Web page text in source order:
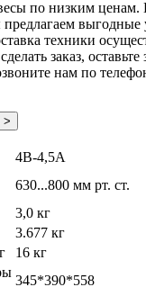
по низким
выгодные
техники
заказ, оставьте
нам по
>
4В-4,5А
630...800 мм рт. ст.
3,0 кг
3.677 кг
16 кг
345*390*558